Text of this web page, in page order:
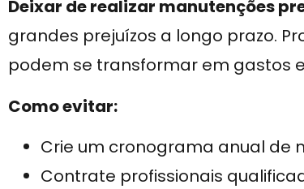
Deixar de realizar manutenções
grandes prejuízos a longo prazo.
podem se transformar em gastos
Como evitar:
Crie um cronograma anual de
Contrate profissionais